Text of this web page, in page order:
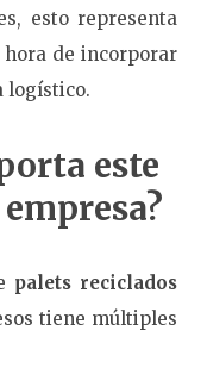
esto representa
de incorporar
logístico.
este
palets reciclados
tiene múltiples